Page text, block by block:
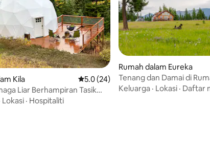
Kila Penarafan purata 5.0 daripada 5, 24
5.0 (24)
Liar Berhampiran Tasik
Bintang + Unggun
Lokasi · Hospitaliti
Rumah dalam Eureka
Tenang dan Damai di
Keluarga · Lokasi · Daftar